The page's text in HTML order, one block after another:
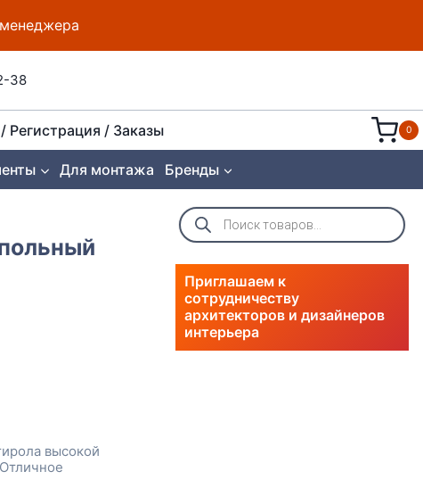
38
Регистрация / Заказы 0
Для монтажа Бренды
высокой
Поиск
товаров
Приглашаем к
сотрудничеству
архитекторов и дизайнеров
интерьера